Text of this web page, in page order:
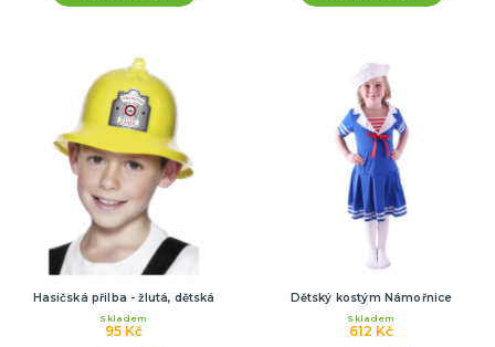
Hasičská přilba - žlutá, dětská
95 Kč
Skladem
Dětský kostým Námořnice
612 Kč
Skladem